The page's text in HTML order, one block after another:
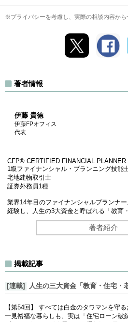
※プライバシーを考慮し、実際の相談内容から
著者情報
伊藤 貴徳
伊藤FPオフィス
代表
CFP®︎ CERTIFIED FINANCIAL PLANNER
1級ファイナンシャル・プランニング技能
宅地建物取引士
証券外務員1種
業界14年目のファイナンシャルプランナ
経験し、人生の3大資金と呼ばれる「教育
著者紹介
揭載記事
[連載] 人生の三大資金「教育・住宅・
【第54回】 すべては白金のタワマンを守
一見裕福な暮らしも、実は「住宅ローン破